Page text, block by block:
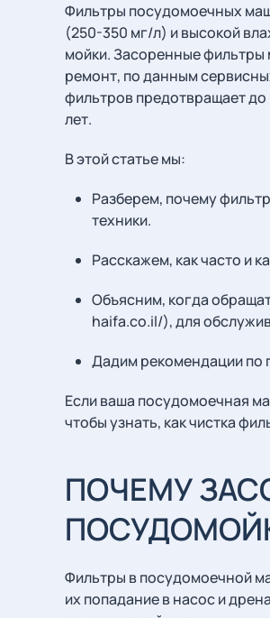
Фильтры посудомоечных
(250-350 мг/л) и высокой
мойки. Засоренные фильтры
ремонт, по данным
фильтров предотвращает
лет.
В этой статье мы:
Разберем, почему
техники.
Расскажем, как часто и
Объясним, когда
haifa.co.il/), для
Дадим рекомендации по
Если ваша посудомоечная
чтобы узнать, как чистка
ПОЧЕМУ
Фильтры в посудомоечной
их попадание в насос и